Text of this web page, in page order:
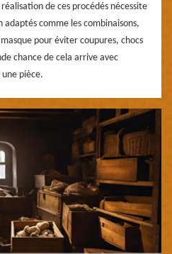
de ces procédés nécessite
comme les combinaisons,
pour éviter coupures, chocs
chance de cela arrive avec
une pièce.